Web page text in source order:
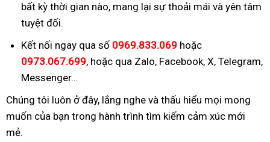
bất kỳ thời gian nào, mang lại sự thoải mái và yên tâm
tuyệt đối.
Kết nối ngay qua số 0969.833.069 hoặc
0973.067.699, hoặc qua Zalo, Facebook, X, Telegram,
Messenger…
Chúng tôi luôn ở đây, lắng nghe và thấu hiểu mọi mong
muốn của bạn trong hành trình tìm kiếm cảm xúc mới
mẻ.